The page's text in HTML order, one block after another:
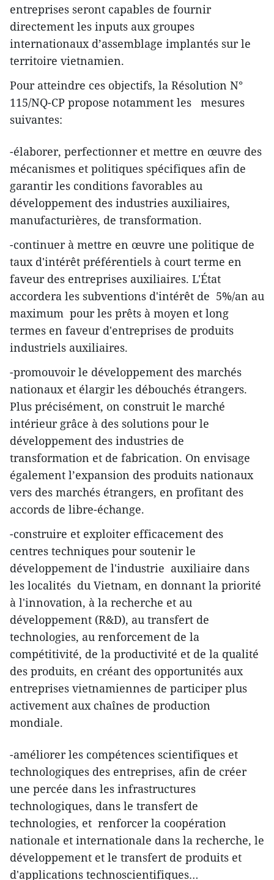
entreprises seront capables de fournir
directement les inputs aux groupes
internationaux d’assemblage implantés sur le
territoire vietnamien.
Pour atteindre ces objectifs, la Résolution N°
115/NQ-CP propose notamment les mesures
suivantes:
-élaborer, perfectionner et mettre en œuvre des
mécanismes et politiques spécifiques afin de
garantir les conditions favorables au
développement des industries auxiliaires,
manufacturières, de transformation.
-continuer à mettre en œuvre une politique de
taux d'intérêt préférentiels à court terme en
faveur des entreprises auxiliaires. L'État
accordera les subventions d'intérêt de 5%/an au
maximum pour les prêts à moyen et long
termes en faveur d'entreprises de produits
industriels auxiliaires.
-promouvoir le développement des marchés
nationaux et élargir les débouchés étrangers.
Plus précisément, on construit le marché
intérieur grâce à des solutions pour le
développement des industries de
transformation et de fabrication. On envisage
également l’expansion des produits nationaux
vers des marchés étrangers, en profitant des
accords de libre-échange.
-construire et exploiter efficacement des
centres techniques pour soutenir le
développement de l'industrie auxiliaire dans
les localités du Vietnam, en donnant la priorité
à l'innovation, à la recherche et au
développement (R&D), au transfert de
technologies, au renforcement de la
compétitivité, de la productivité et de la qualité
des produits, en créant des opportunités aux
entreprises vietnamiennes de participer plus
activement aux chaînes de production
mondiale.
-améliorer les compétences scientifiques et
technologiques des entreprises, afin de créer
une percée dans les infrastructures
technologiques, dans le transfert de
technologies, et renforcer la coopération
nationale et internationale dans la recherche, le
développement et le transfert de produits et
d'applications technoscientifiques…